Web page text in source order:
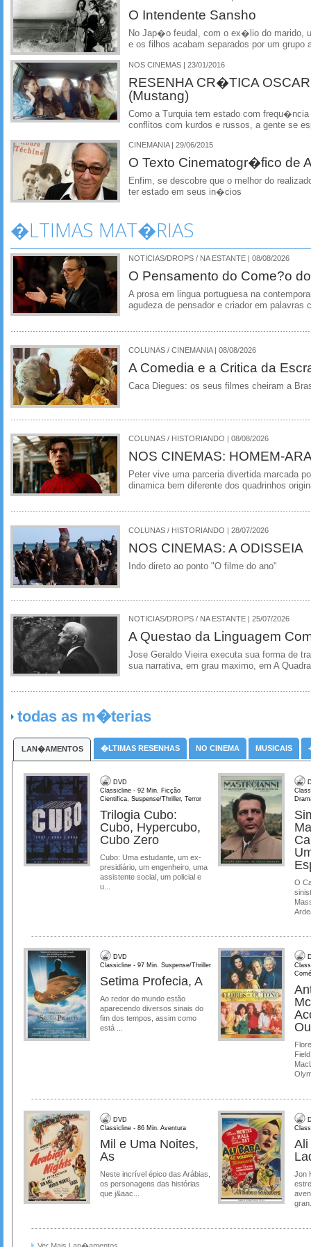
O Intendente Sansho
No Jap�o feudal, com o ex�lio do marido,
e os filhos acabam separados por um grupo
NOS CINEMAS | 23/01/2016
RESENHA CR�TICA
(Mustang)
Como a Turquia tem estado com
conflitos com kurdos e russos, a gente se
CINEMANIA | 29/06/2015
O Texto Cinematogr�fico
Enfim, se descobre que o melhor do
ter estado em seus in�cios
�LTIMAS MAT�RIAS
NOTICIAS/DROPS / NA ESTANTE | 08/08/2026
O Pensamento do Come?o
A prosa em lingua portuguesa na
agudeza de pensador e criador em palavras
COLUNAS / CINEMANIA | 08/08/2026
A Comedia e a Critica da
Caca Diegues: os seus filmes cheiram a
COLUNAS / HISTORIANDO | 08/08/2026
NOS CINEMAS: HOMEM-
Peter vive uma parceria divertida marcada
dinamica bem diferente dos quadrinhos
COLUNAS / HISTORIANDO | 28/07/2026
NOS CINEMAS: A ODISSEIA
Indo direto ao ponto "O filme do ano"
NOTICIAS/DROPS / NA ESTANTE | 25/07/2026
A Questao da Linguagem
Jose Geraldo Vieira executa sua forma de
sua narrativa, em grau maximo, em A
todas as m�terias
LAN�AMENTOS �LTIMAS RESENHAS NO CINEMA MUSICAIS
DVD
Classicline - 92 Min. Ficção
Cientifica, Suspense/Thriller, Terror
Trilogia Cubo:
Cubo, Hypercubo,
Cubo Zero
Cubo: Uma estudante, um ex-
presidiário, um engenheiro, uma
assistente social, um policial e
u...
O
DVD
Classicline - 97 Min. Suspense/Thriller
Setima Profecia, A
Ao redor do mundo estão
aparecendo diversos sinais do
fim dos tempos, assim como
está ...
DVD
Classicline - 86 Min. Aventura
Mil e Uma Noites,
As
Neste incrível épico das Arábias,
os personagens das histórias
que j&aac...
Ali
Jon